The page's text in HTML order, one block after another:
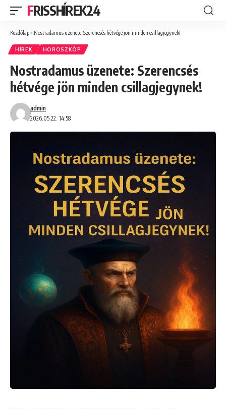
FRISSHÍREK24
Kezdőlap» Nostradamus üzenete: Szerencsés hétvége jön minden csillagjegynek!
HÍREK HOROSZKÓP
Nostradamus üzenete: Szerencsés
hétvége jön minden csillagjegynek!
2026.05.22. 14:58
admin